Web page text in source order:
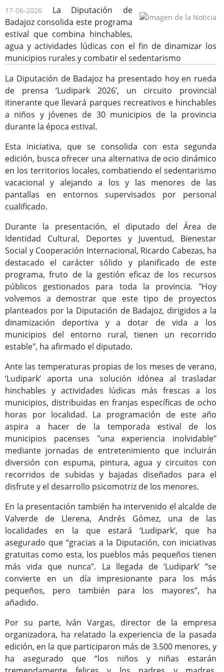
Consulta de Subvenciones
Programas Culturales
Programas Deportivos
17-06-2026 La Diputación de
Badajoz consolida este programa
estival que combina hinchables,
agua y actividades lúdicas con el fin de dinamizar los
municipios rurales y combatir el sedentarismo
La Diputación de Badajoz ha presentado hoy en rueda
de prensa ‘Ludipark 2026’, un circuito provincial
itinerante que llevará parques recreativos e hinchables
a niños y jóvenes de 30 municipios de la provincia
durante la época estival.
Esta iniciativa, que se consolida con esta segunda
edición, busca ofrecer una alternativa de ocio dinámico
en los territorios locales, combatiendo el sedentarismo
vacacional y alejando a los y las menores de las
pantallas en entornos supervisados por personal
cualificado.
Durante la presentación, el diputado del Área de
Identidad Cultural, Deportes y Juventud, Bienestar
Social y Cooperación Internacional, Ricardo Cabezas, ha
destacado el carácter sólido y planificado de este
programa, fruto de la gestión eficaz de los recursos
públicos gestionados para toda la provincia. "Hoy
volvemos a demostrar que este tipo de proyectos
planteados por la Diputación de Badajoz, dirigidos a la
dinamización deportiva y a dotar de vida a los
municipios del entorno rural, tienen un recorrido
estable", ha afirmado el diputado.
Ante las temperaturas propias de los meses de verano,
‘Ludipark’ aporta una solución idónea al trasladar
hinchables y actividades lúdicas más frescas a los
municipios, distribuidas en franjas específicas de ocho
horas por localidad. La programación de este año
aspira a hacer de la temporada estival de los
municipios pacenses "una experiencia inolvidable"
mediante jornadas de entretenimiento que incluirán
diversión con espuma, pintura, agua y circuitos con
recorridos de subidas y bajadas diseñados para el
disfrute y el desarrollo psicomotriz de los menores.
En la presentación también ha intervenido el alcalde de
Valverde de Llerena, Andrés Gómez, una de las
localidades en la que estará ‘Ludipark’, que ha
asegurado que “gracias a la Diputación, con iniciativas
gratuitas como esta, los pueblos más pequeños tienen
más vida que nunca”. La llegada de ‘Ludipark’ “se
convierte en un día impresionante para los más
pequeños, pero también para los mayores”, ha
añadido.
Por su parte, Iván Vargas, director de la empresa
organizadora, ha relatado la experiencia de la pasada
edición, en la que participaron más de 3.500 menores, y
ha asegurado que “los niños y niñas estarán